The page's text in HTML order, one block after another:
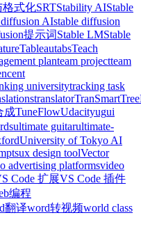
格式化SRTStability AIStable
diffusion AIstable diffusion
提示词Stable LMStable
TableautabsTeach
planteam projectteam
universitytracking task
translatorTranSmart
成TuneFlowUdacityugui
ultimate guitarultimate-
University of Tokyo AI
ux design toolVector
advertising platformsvideo
Code 扩展VS Code 插件
编程
翻译word转视频world class